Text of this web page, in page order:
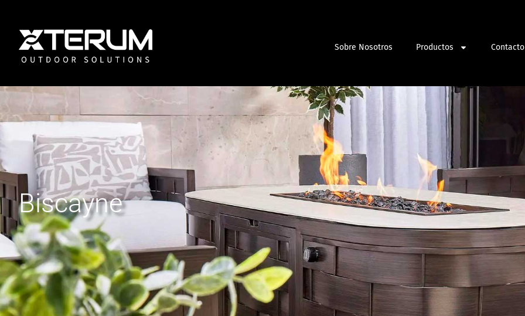
Sobre Nosotros Productos Contacto
Biscayne